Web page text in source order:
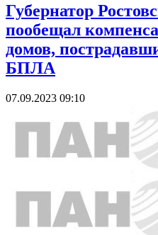
Губернатор
пообещал
домов,
БПЛА
07.09.2023 09:10